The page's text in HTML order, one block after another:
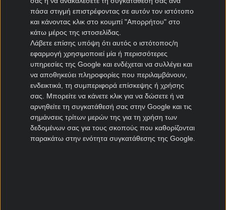
πάσα στιγμή επιστρέφοντας σε αυτόν τον ιστότοπο
και κάνοντας κλικ στο κουμπί "Απορρήτου" στο
κάτω μέρος της ιστοσελίδας.
Λάβετε επίσης υπόψη ότι αυτός ο ιστότοπος/η
εφαρμογή χρησιμοποιεί μία ή περισσότερες
υπηρεσίες της Google και ενδέχεται να συλλέγει και
να αποθηκεύει πληροφορίες που περιλαμβάνουν,
ενδεικτικά, τη συμπεριφορά επίσκεψης ή χρήσης
σας. Μπορείτε να κάνετε κλικ για να δώσετε ή να
αρνηθείτε τη συγκατάθεσή σας στην Google και τις
σημάνσεις τρίτων μερών της για τη χρήση των
δεδομένων σας για τους σκοπούς που καθορίζονται
παρακάτω στην ενότητα συγκατάθεσης της Google.
Καλλιθέα μεταγραφές
Καλαμάτα μεταγραφές
Νίκη Βόλου μεταγραφές
Μεταγραφές Cyprus League
Πάφος μεταγραφές
ΑΠΟΕΛ μεταγραφές
ΑΕΚ Λάρνακας μεταγραφές
Ομόνοια μεταγραφές